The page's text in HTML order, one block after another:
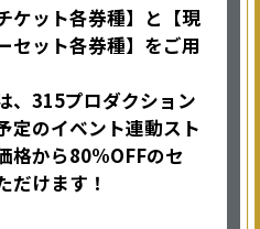
ケット各券種】と【現
セット各券種】をご用
、315プロダクション
定のイベント連動スト
格から80%OFFのセ
だけます！